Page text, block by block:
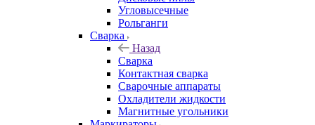
Угловысечные
Рольганги
Сварка
Назад
Сварка
Контактная сварка
Сварочные аппараты
Охладители жидкости
Магнитные угольники